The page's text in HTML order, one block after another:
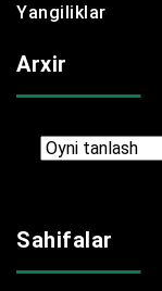
Yangiliklar
Arxir
Arxir
Sahifalar